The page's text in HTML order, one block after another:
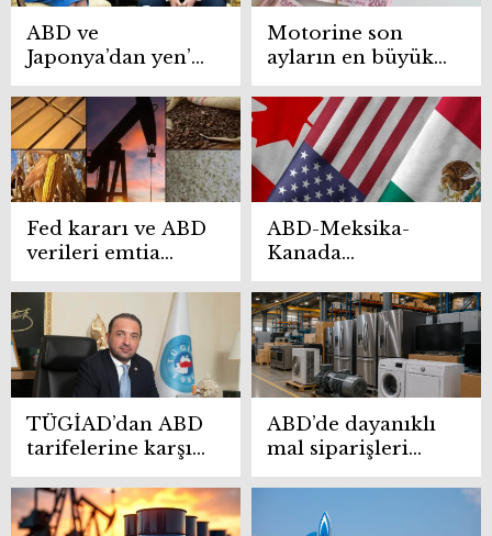
ABD ve
Japonya’dan yen’i
desteklemek için
nadir görülen
ortak müdahale
Motorine son
ayların en büyük
indirimi yolda
Fed kararı ve ABD
verileri emtia
piyasalarında
dalgalanmayı
artırdı
ABD-Meksika-
Kanada
Anlaşması’nın
geleceği
TÜGİAD’dan ABD
tarifelerine karşı
ekonomik
diplomasi çağrısı
ABD’de dayanıklı
mal siparişleri
haziranda
altında kaldı